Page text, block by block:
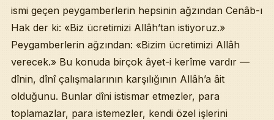
ismi geçen peygamberlerin hepsinin ağzından Cenâb-ı
Hak der ki: «Biz ücretimizi Allâh’tan istiyoruz.»
Peygamberlerin ağzından: «Bizim ücretimizi Allâh
verecek.» Bu konuda birçok âyet-i kerîme vardır —
dînin, dînî çalışmalarının karşılığının Allâh’a âit
olduğunu. Bunlar dîni istismar etmezler, para
toplamazlar, para istemezler, kendi özel işlerini